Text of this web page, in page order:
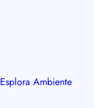
Esplora Ambiente